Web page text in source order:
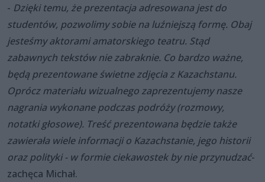
- Dzięki temu, że prezentacja adresowana jest do
studentów, pozwolimy sobie na luźniejszą formę. Obaj
jesteśmy aktorami amatorskiego teatru. Stąd
zabawnych tekstów nie zabraknie. Co bardzo ważne,
będą prezentowane świetne zdjęcia z Kazachstanu.
Oprócz materiału wizualnego zaprezentujemy nasze
nagrania wykonane podczas podróży (rozmowy,
notatki głosowe). Treść prezentowana będzie także
zawierała wiele informacji o Kazachstanie, jego historii
oraz polityki - w formie ciekawostek by nie przynudzać-
zachęca Michał.